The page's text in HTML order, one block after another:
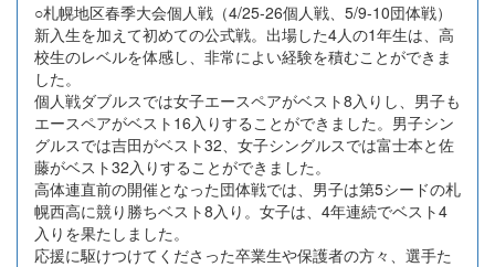
○札幌地区春季大会個人戦（4/25-26個人戦、5/9-10団体戦）
新入生を加えて初めての公式戦。出場した4人の1年生は、高
校生のレベルを体感し、非常によい経験を積むことができま
した。
個人戦ダブルスでは女子エースペアがベスト8入りし、男子も
エースペアがベスト16入りすることができました。男子シン
グルスでは吉田がベスト32、女子シングルスでは富士本と佐
藤がベスト32入りすることができました。
高体連直前の開催となった団体戦では、男子は第5シードの札
幌西高に競り勝ちベスト8入り。女子は、4年連続でベスト4
入りを果たしました。
応援に駆けつけてくださった卒業生や保護者の方々、選手た